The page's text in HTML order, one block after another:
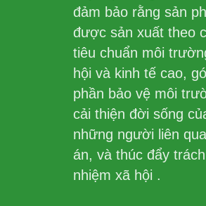
đảm bảo rằng sản
được sản xuất theo
tiêu chuẩn môi
hội và kinh tế cao,
phần bảo vệ môi
cải thiện đời sống
những người liên
án, và thúc đẩy trách
nhiệm xã hội .